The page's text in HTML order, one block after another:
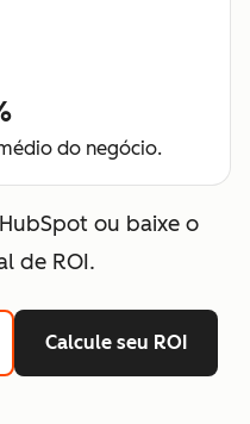
do negócio.
ou baixe o
de ROI.
Calcule seu ROI